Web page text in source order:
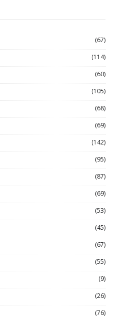
(67)
(114)
(60)
(105)
(68)
(69)
(142)
(95)
(87)
(69)
(53)
(45)
(67)
(55)
(9)
(26)
(76)